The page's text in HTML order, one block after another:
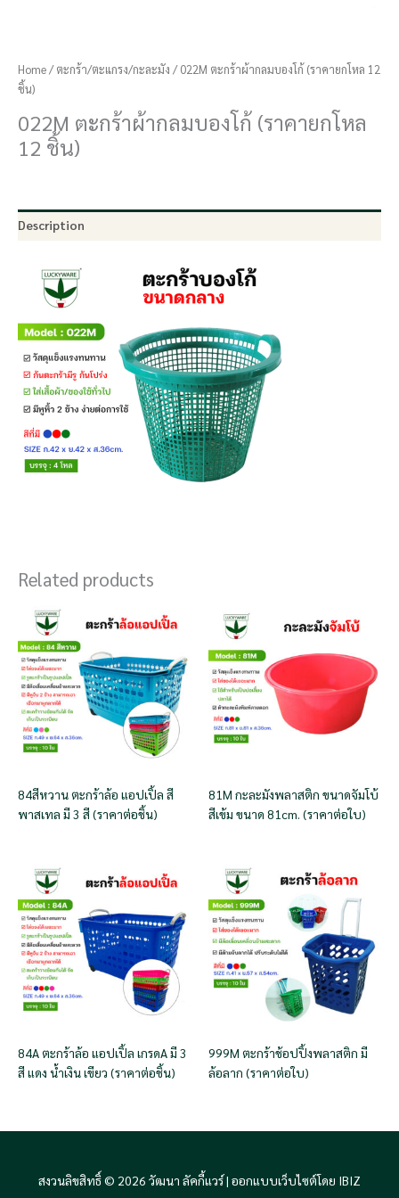
Home/ตะกร้า/ตะแกรง/กะละมัง / 022M ตะกร้าผ้ากลมบองโก้ (ราคายกโหล 12
ชิ้น)
022M ตะกร้าผ้ากลมบองโก้ (ราคายกโหล
12 ชิ้น)
Description
Related products
84สีหวาน ตะกร้าล้อ แอปเปิ้ล สี
พาสเทล มี 3 สี (ราคาต่อชิ้น)
81M กะละมังพลาสติก ขนาดจัมโบ้
สีเข้ม ขนาด 81cm. (ราคาต่อใบ)
84A ตะกร้าล้อ แอปเปิ้ล เกรดA มี 3
สี แดง น้ำเงิน เขียว (ราคาต่อชิ้น)
999M ตะกร้าช้อปปิ้งพลาสติก มี
ล้อลาก (ราคาต่อใบ)
สงวนลิขสิทธิ์ © 2026 วัฒนา ลัคกี้แวร์ | ออกแบบเว็บไซต์โดย IBIZ